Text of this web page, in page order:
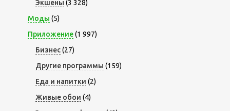
Экшены (3 328)
Моды (5)
Приложение(1 997)
Бизнес(27)
Другие программы (159)
Еда и напитки (2)
Живые обои (4)